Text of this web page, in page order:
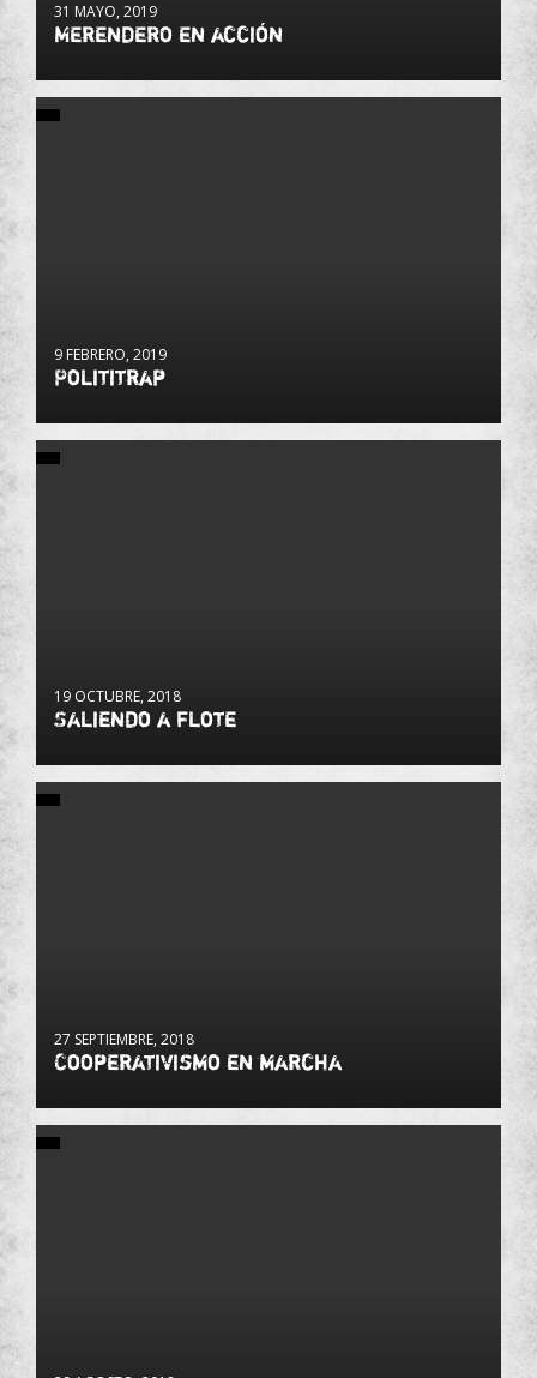
31 MAYO, 2019
Merendero en acción
9 FEBRERO, 2019
Polititrap
19 OCTUBRE, 2018
Saliendo a flote
27 SEPTIEMBRE, 2018
Cooperativismo en marcha